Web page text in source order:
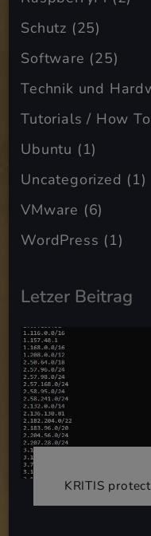
Schutz (25)
Software (25)
Technik und
Tutorials / How To
Ubuntu (1)
Uncategorized (1)
VMware (6)
WordPress (1)
Letzer Beitrag
KRITIS